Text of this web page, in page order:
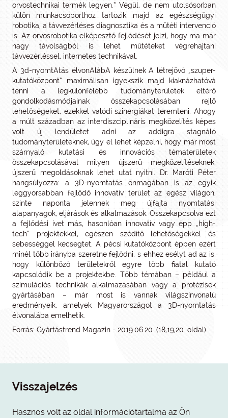
orvostechnikai termék legyen.” Végül, de nem utolsósorban
külön munkacsoporthoz tartozik majd az egészségügyi
robotika, a távvezérléses diagnosztika és a műtéti intervenció
is. Az orvosrobotika elképesztő fejlődését jelzi, hogy ma már
nagy távolságból is lehet műtéteket végrehajtani
távvezérléssel, internetes technikával.
A 3d-nyomtAtás élvonAlábA készülnek A létrejövő „szuper-
kutatóközpont” maximálisan igyekszik majd kiaknázhatóvá
tenni a legkülönfélébb tudományterületek eltérő
gondolkodásmódjainak összekapcsolásában rejlő
lehetőségeket, ezekkel valódi szinergiákat teremteni. Ahogy
a múlt században az interdiszciplináris megközelítés képes
volt új lendületet adni az addigra stagnáló
tudományterületeknek, úgy el lehet képzelni, hogy már most
szárnyaló kutatási és innovációs tématerületek
összekapcsolásával milyen újszerű megközelítéseknek,
újszerű megoldásoknak lehet utat nyitni. Dr. Maróti Péter
hangsúlyozza: a 3D-nyomtatás önmagában is az egyik
leggyorsabban fejlődő innovatív terület az egész világon,
szinte naponta jelennek meg újfajta nyomtatási
alapanyagok, eljárások és alkalmazások. Összekapcsolva ezt
a fejlődési ívet más, hasonlóan innovatív vagy épp „high-
tech” projektekkel, egészen szédítő lehetőségekkel és
sebességgel kecsegtet. A pécsi kutatóközpont éppen ezért
minél több irányba szeretne fejlődni, s ehhez esélyt ad az is,
hogy különböző területekről egyre több fiatal kutató
kapcsolódik be a projektekbe. Több témában – például a
szimulációs technikák alkalmazásában vagy a protézisek
gyártásában – már most is vannak világszínvonalú
eredményeik, amelyek Magyarországot a 3D-nyomtatás
élvonalába emelhetik.
Forrás: Gyártástrend Magazin - 2019.06.20. (18,19,20. oldal)
Visszajelzés
Hasznos volt az oldal információtartalma az Ön